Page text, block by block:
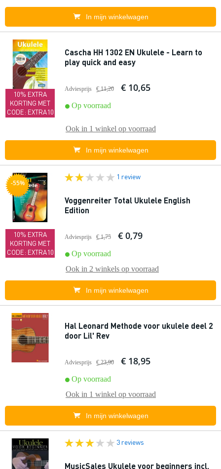
In mijn winkelwagen
10% EXTRA
KORTING MET
CODE: EXTRA10
Cascha HH 1302 EN Ukulele - Learn to
play quick and easy
Adviesprijs € 11,20 € 10,65
Op voorraad
Ook in 1 winkel op voorraad
In mijn winkelwagen
-55%
10% EXTRA
KORTING MET
CODE: EXTRA10
1 review
Voggenreiter Total Ukulele English
Edition
Adviesprijs € 1,75 € 0,79
Op voorraad
Ook in 2 winkels op voorraad
In mijn winkelwagen
Hal Leonard Methode voor ukulele deel 2
door Lil' Rev
Adviesprijs € 23,90 € 18,95
Op voorraad
Ook in 1 winkel op voorraad
In mijn winkelwagen
3 reviews
MusicSales Ukulele voor beginners incl.